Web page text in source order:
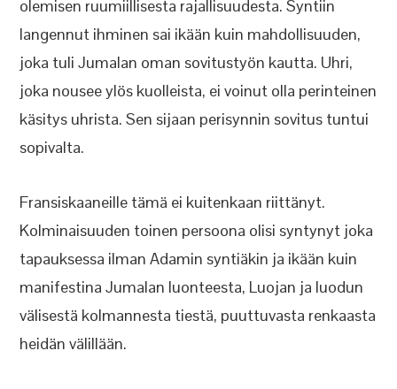
olemisen ruumiillisesta rajallisuudesta. Syntiin
langennut ihminen sai ikään kuin mahdollisuuden,
joka tuli Jumalan oman sovitustyön kautta. Uhri,
joka nousee ylös kuolleista, ei voinut olla perinteinen
käsitys uhrista. Sen sijaan perisynnin sovitus tuntui
sopivalta.
Fransiskaaneille tämä ei kuitenkaan riittänyt.
Kolminaisuuden toinen persoona olisi syntynyt joka
tapauksessa ilman Adamin syntiäkin ja ikään kuin
manifestina Jumalan luonteesta, Luojan ja luodun
välisestä kolmannesta tiestä, puuttuvasta renkaasta
heidän välillään.